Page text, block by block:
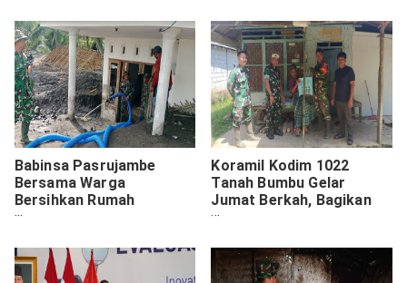
Posbankum
Babinsa Pasrujambe
Bersama Warga
Bersihkan Rumah
Terdampak Lahar Dingin
Koramil Kodim 1022
Tanah Bumbu Gelar
Jumat Berkah, Bagikan
Sembako Warga Kurang